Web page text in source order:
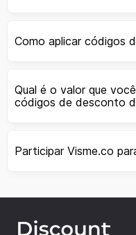
Como aplicar códigos
Qual é o valor que
códigos de desconto
Participar Visme.co